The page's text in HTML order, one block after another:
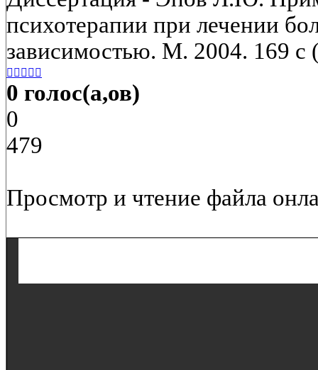
психотерапии при лечении
зависимостью. М. 2004. 169 с
    
0 голос(а,ов)
0
479
Просмотр и чтение файла